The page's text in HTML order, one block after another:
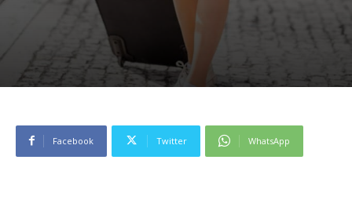
Facebook Twitter WhatsApp